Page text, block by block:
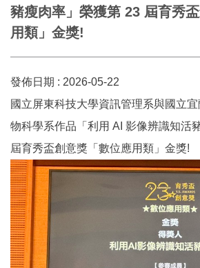
豬瘦肉率」榮獲第 23 屆育秀
用類」金獎!
發佈日期 : 2026-05-22
國立屏東科技大學資訊管理系與國立
物科學系作品「利用 AI 影像辨識知活
屆育秀盃創意獎「數位應用類」金獎!